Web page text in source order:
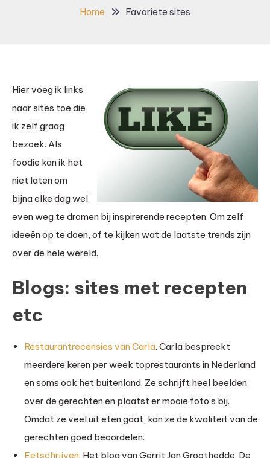
Home Favoriete sites
Hier voeg ik links
naar sites toe die
ik zelf graag
bezoek. Als
foodie kan ik het
niet laten om
bijna elke dag wel
even weg te dromen bij inspirerende recepten. Om zelf
ideeën op te doen, of te kijken wat de laatste trends zijn
over de hele wereld.
Blogs: sites met recepten
etc
Restaurantrecensies van Carla. Carla bespreekt
meerdere keren per week toprestaurants in Nederland
en soms ook het buitenland. Ze schrijft heel beelden
over de gerechten en plaatst er mooie foto’s bij.
Omdat ze veel uit eten gaat, kan ze de kwaliteit van de
gerechten goed beoordelen.
Eetschrijven. Het blog van Gerrit Jan Groothedde. De